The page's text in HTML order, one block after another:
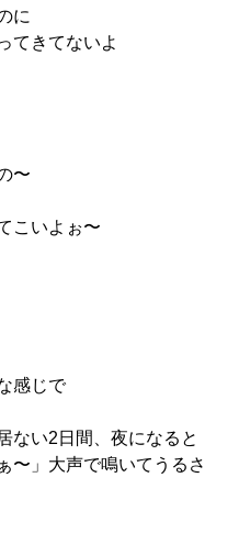
に
てきてないよ
〜
こいよぉ〜
感じで
ない2日間、夜になると
〜」大声で鳴いてうるさ